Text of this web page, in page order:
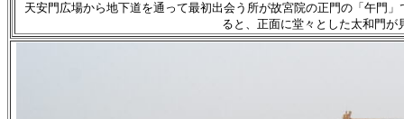
天安門広場から地下道を通って最初出会う所が故宮院の正門の「午門
ると、正面に堂々とした太和門が